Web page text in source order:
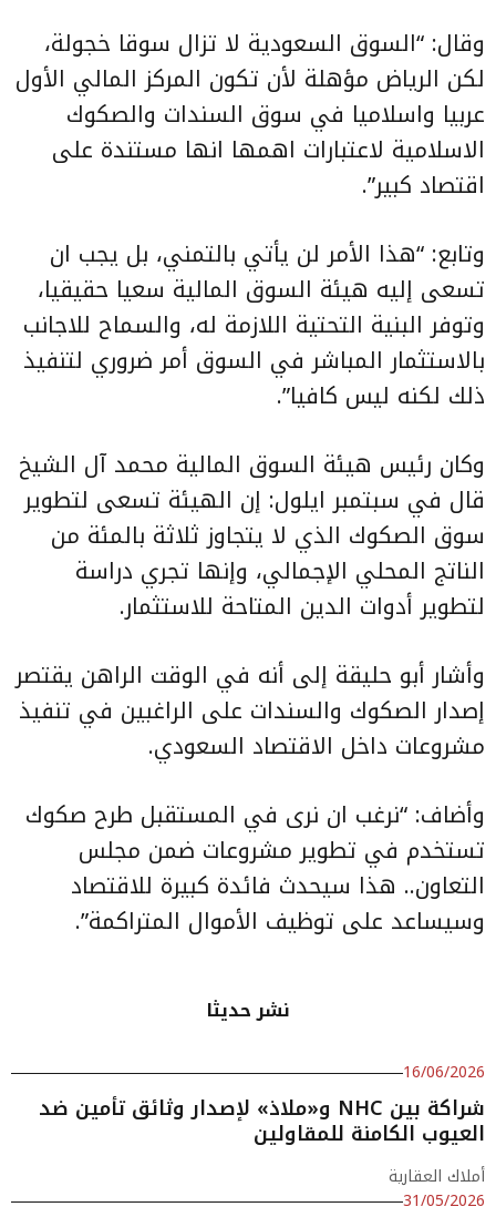
وقال: “السوق السعودية لا تزال سوقا خجولة،
لكن الرياض مؤهلة لأن تكون المركز المالي الأول
عربيا واسلاميا في سوق السندات والصكوك
الاسلامية لاعتبارات اهمها انها مستندة على
اقتصاد كبير”.
وتابع: “هذا الأمر لن يأتي بالتمني، بل يجب ان
تسعى إليه هيئة السوق المالية سعيا حقيقيا،
وتوفر البنية التحتية اللازمة له، والسماح للاجانب
بالاستثمار المباشر في السوق أمر ضروري لتنفيذ
ذلك لكنه ليس كافيا”.
وكان رئيس هيئة السوق المالية محمد آل الشيخ
قال في سبتمبر ايلول: إن الهيئة تسعى لتطوير
سوق الصكوك الذي لا يتجاوز ثلاثة بالمئة من
الناتج المحلي الإجمالي، وإنها تجري دراسة
لتطوير أدوات الدين المتاحة للاستثمار.
وأشار أبو حليقة إلى أنه في الوقت الراهن يقتصر
إصدار الصكوك والسندات على الراغبين في تنفيذ
مشروعات داخل الاقتصاد السعودي.
وأضاف: “نرغب ان نرى في المستقبل طرح صكوك
تستخدم في تطوير مشروعات ضمن مجلس
التعاون.. هذا سيحدث فائدة كبيرة للاقتصاد
وسيساعد على توظيف الأموال المتراكمة”.
نشر حديثا
16/06/2026
شراكة بين NHC و«ملاذ» لإصدار وثائق تأمين ضد
العيوب الكامنة للمقاولين
أملاك العقارية
31/05/2026